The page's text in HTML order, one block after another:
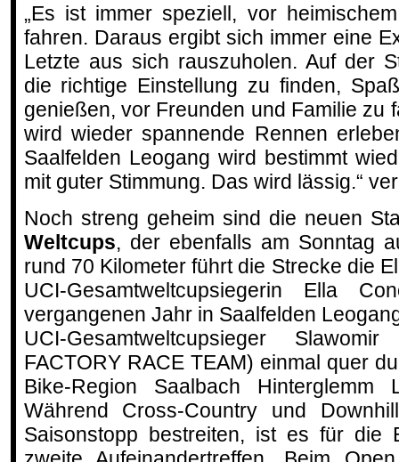
„Es ist immer speziell, vor
fahren. Daraus ergibt sich immer eine
Letzte aus sich rauszuholen. Auf der
die richtige Einstellung zu finden,
genießen, vor Freunden und Familie zu
wird wieder spannende Rennen
Saalfelden Leogang wird bestimmt
mit guter Stimmung. Das wird lässig.“
Noch streng geheim sind die neuen
Weltcups, der ebenfalls am Sonntag
rund 70 Kilometer führt die Strecke die
UCI-Gesamtweltcupsiegerin Ella
vergangenen Jahr in Saalfelden
UCI-Gesamtweltcupsieger
FACTORY RACE TEAM) einmal quer
Bike-Region Saalbach Hinterglemm
Während Cross-Country und
Saisonstopp bestreiten, ist es für die